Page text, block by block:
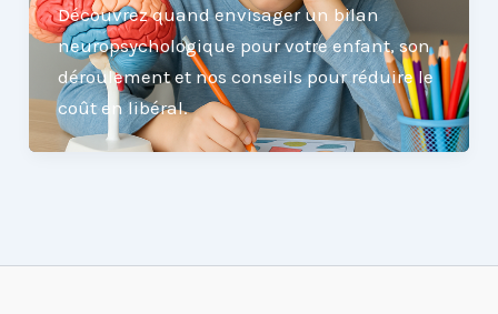
Découvrez quand envisager un bilan
neuropsychologique pour votre enfant, son
déroulement et nos conseils pour réduire le
coût en libéral.